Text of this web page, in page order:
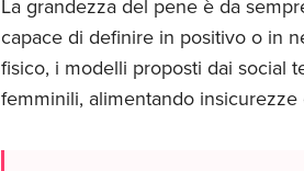
La grandezza del pene è da
capace di definire in positivo o in
fisico, i modelli proposti dai social
femminili, alimentando